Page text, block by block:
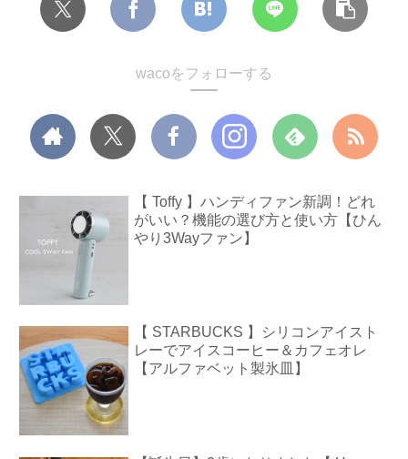
wacoをフォローする
【 Toffy 】ハンディファン新調！どれ
がいい？機能の選び方と使い方【ひん
やり3Wayファン】
【 STARBUCKS 】シリコンアイスト
レーでアイスコーヒー＆カフェオレ
【アルファベット製氷皿】